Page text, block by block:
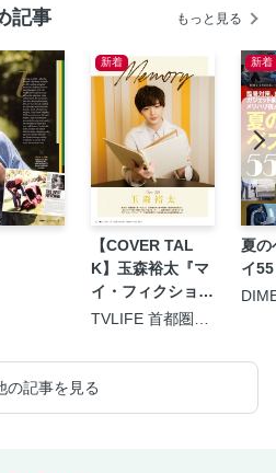
記事 もっと見る
新着
【COVER TAL
K】玉森裕太『マ
イ・フィクショ
ン』
TVLIFE 首都圏版
新着
夏の
イ55
の記事を見る